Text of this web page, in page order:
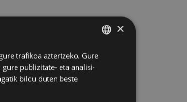
BASQUE
SPANISH
×
trafikoa aztertzeko. Gure
publizitate- eta analisi-
bildu duten beste